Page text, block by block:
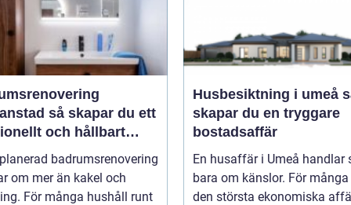
skapar du ett
och hållbart
badrumsrenovering
om mer än kakel och
För många hushåll runt
Husbesiktning i umeå så
skapar du en tryggare
bostadsaffär
En husaffär i Umeå handlar
bara om känslor. För
den största ekonomiska